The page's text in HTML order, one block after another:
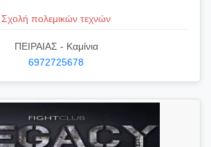
Σχολή πολεμικών τεχνών
ΠΕΙΡΑΙΑΣ - Καμίνια
6972725678